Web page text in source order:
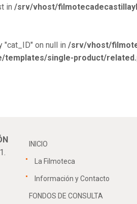
in /srv/vhost/
"cat_ID" on null in /srv/vhost/
templates/single-product/
INICIO
La Filmoteca
Información y Contacto
FONDOS DE CONSULTA